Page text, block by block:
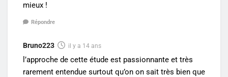
mieux !
Répondre
Bruno223 il y a 14 ans
l’approche de cette étude est passionnante et très
rarement entendue surtout qu’on on sait très bien que